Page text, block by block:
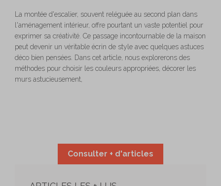
La montée d'escalier, souvent reléguée au second plan dans
l'aménagement intérieur, offre pourtant un vaste potentiel pour
exprimer sa créativité. Ce passage incontournable de la maison
peut devenir un véritable écrin de style avec quelques astuces
déco bien pensées. Dans cet article, nous explorerons des
méthodes pour choisir les couleurs appropriées, décorer les
murs astucieusement,
Consulter + d'articles